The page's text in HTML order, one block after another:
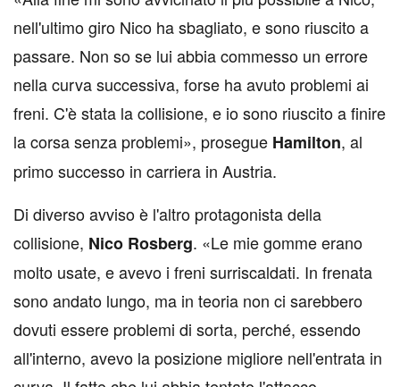
nell'ultimo giro Nico ha sbagliato, e sono riuscito a
passare. Non so se lui abbia commesso un errore
nella curva successiva, forse ha avuto problemi ai
freni. C'è stata la collisione, e io sono riuscito a finire
la corsa senza problemi», prosegue Hamilton, al
primo successo in carriera in Austria.
Di diverso avviso è l'altro protagonista della
collisione, Nico Rosberg. «Le mie gomme erano
molto usate, e avevo i freni surriscaldati. In frenata
sono andato lungo, ma in teoria non ci sarebbero
dovuti essere problemi di sorta, perché, essendo
all'interno, avevo la posizione migliore nell'entrata in